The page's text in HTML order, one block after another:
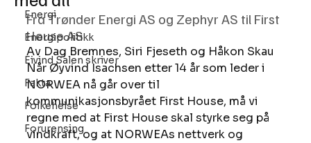
Energi
Energipolitikk
Eivind Salen skriver
Fakta
Folkehelse
Forurensing
Fra Trønder Energi AS og Zephyr AS til First
House AS
Av Dag Bremnes, Siri Fjeseth og Håkon Skau
Når Øyvind Isachsen etter 14 år som leder i
NORWEA nå går over til
kommunikasjonsbyrået First House, må vi
regne med at First House skal styrke seg på
vindkraft, og at NORWEAs nettverk og